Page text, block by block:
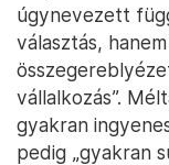
úgynevezett
választás,
vállalkozás”.
gyakran
pedig „gyakran